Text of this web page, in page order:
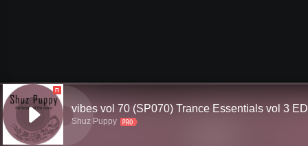
П
vibes vol 70 (SP070) Trance Essentials vol 3
Shuz Puppy